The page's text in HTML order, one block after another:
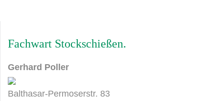
Fachwart Stockschießen
Gerhard Poller
Balthasar-Permoserstr. 83